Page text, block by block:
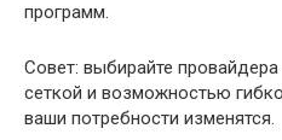
программ.
Совет: выбирайте
сеткой и возможностью
ваши потребности изменятся.